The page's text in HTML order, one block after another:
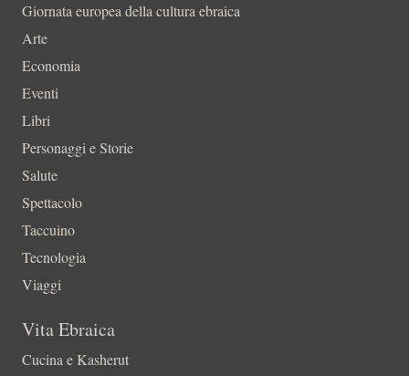
Giornata europea della cultura ebraica
Arte
Economia
Eventi
Libri
Personaggi e Storie
Salute
Spettacolo
Taccuino
Tecnologia
Viaggi
Vita Ebraica
Cucina e Kasherut